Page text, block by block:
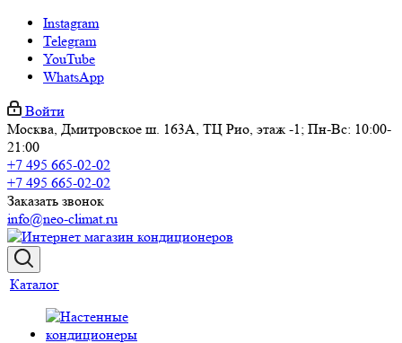
Instagram
Telegram
YouTube
WhatsApp
Войти
Москва, Дмитровское ш. 163А, ТЦ Рио, этаж -1; Пн-Вс: 10:00-
21:00
+7 495 665-02-02
+7 495 665-02-02
Заказать звонок
info@neo-climat.ru
Каталог